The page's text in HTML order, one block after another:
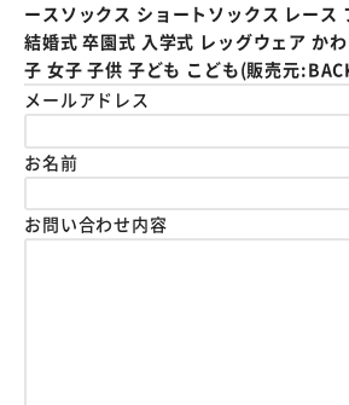
ースソックス ショートソックス レース
結婚式 卒園式 入学式 レッグウェア か
子 女子 子供 子ども こども(販売元
メールアドレス
お名前
お問い合わせ内容